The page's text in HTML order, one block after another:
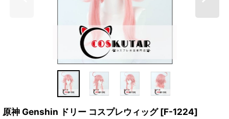
原神 Genshin ドリー コスプレウィッグ [F-1224]